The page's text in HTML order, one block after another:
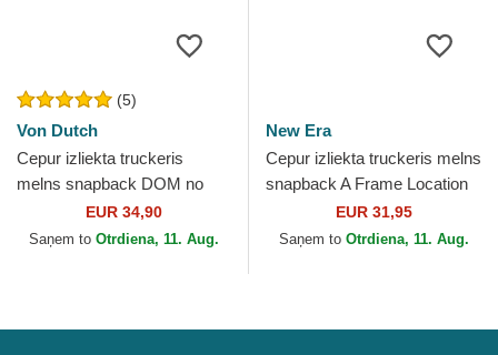
(5)
Von Dutch
Cepur izliekta truckeris
melns snapback DOM no
Von DutchEUR 34,90
Saņem to Otrdiena, 11. Aug.
New Era
Cepur izliekta truckeris melns
snapback A Frame Location
no Austin Ciudades y Playas
Texas no New...
EUR 31,95
Saņem to Otrdiena, 11. Aug.